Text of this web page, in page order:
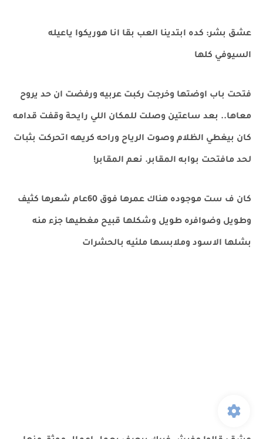
عشق بشر: كده ابتدينا العب بقا انا هوريكوا ياعيله
السيوفي كلها
فتحت باب اوضتها وخرجت ركبت عربيه ورفضت ان حد يروح
معاها.. بعد ساعتين وصلت للمكان اللي رايحة وقفت قدامه
كان بيغطي الظلام وصوت الرياح وراحه كريهه اتحركت بثبات
لحد مافتحت بوابه المقابر. نعم المقابر!
كان ف ست موجوده هناك عمرها فوق 60عام شعرها كثيف
وطويل وضوافره طويل وشكلها قبيح مغطيها جزء منه
بشلها الاسود وملابسها ملئيه بالحشرات